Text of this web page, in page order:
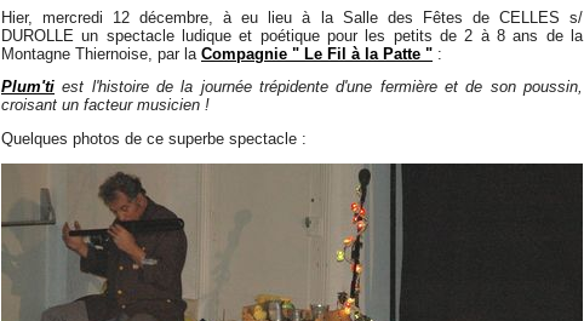
Hier, mercredi 12 décembre, à eu lieu à la Salle des Fêtes de CELLES s/
DUROLLE un spectacle ludique et poétique pour les petits de 2 à 8 ans de la
Montagne Thiernoise, par la Compagnie " Le Fil à la Patte " :
Plum'ti est l'histoire de la journée trépidente d'une fermière et de son poussin,
croisant un facteur musicien !
Quelques photos de ce superbe spectacle :